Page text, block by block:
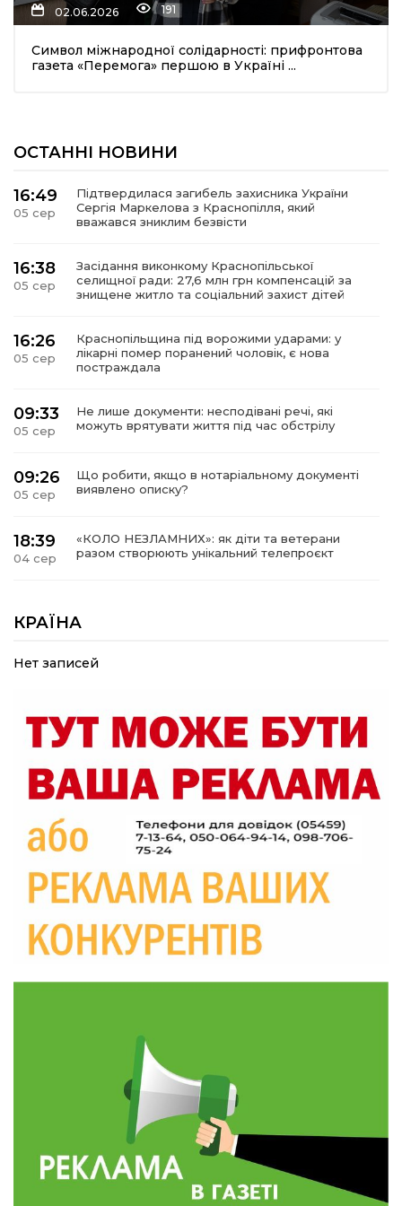
02.06.2026 191
Символ міжнародної солідарності: прифронтова
газета «Перемога» першою в Україні ...
ОСТАННІ НОВИНИ
16:49
05 сер
Підтвердилася загибель захисника України
Сергія Маркелова з Краснопілля, який
вважався зниклим безвісти
16:38
05 сер
Засідання виконкому Краснопільської
селищної ради: 27,6 млн грн компенсацій за
знищене житло та соціальний захист дітей
16:26
05 сер
Краснопільщина під ворожими ударами: у
лікарні помер поранений чоловік, є нова
постраждала
09:33
05 сер
Не лише документи: несподівані речі, які
можуть врятувати життя під час обстрілу
09:26
05 сер
Що робити, якщо в нотаріальному документі
виявлено описку?
18:39
04 сер
«КОЛО НЕЗЛАМНИХ»: як діти та ветерани
разом створюють унікальний телепроєкт
04 сер
прикордоння до втраченого дому
19:36
Пишіть листи самому собі, або як уникнути
19:29
30 лип
«Все закінчиться, приїду й одружуся…»: Пам’яті
26-річного Захисника Богдана Ємця (ВІДЕО)
20:06
Паливо по 100 грн та ризик дефіциту: чому в
28 лип
Житлові сертифікати, підготовка до зими та
підтримка ВПО: підсумки засідання виконкому
Краснопільської селищної ради
10:36
28 лип
Валентина Масалітіна: «Нас тримає віра в
Перемогу і повернення додому»
Обмежено придатний, але безмежно
вмотивований: Як колишній лісівник став асом
артилерії
490 пацієнтів та 15 відвіданих сіл: МБФ
«Альянс громадського здоров’я» підбив
підсумки роботи мобільних клінік у Сумській
області
КРАЇНА
Нет записей